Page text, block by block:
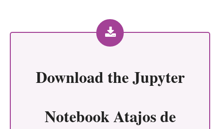
Download theJupyter
Notebook Atajos de